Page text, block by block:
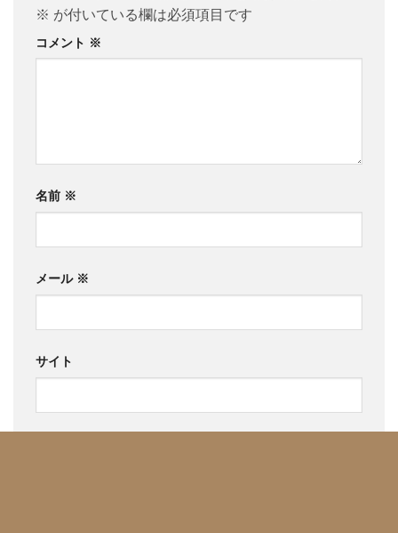
※ が付いている欄は必須項目です
コメント ※
名前 ※
メール ※
サイト